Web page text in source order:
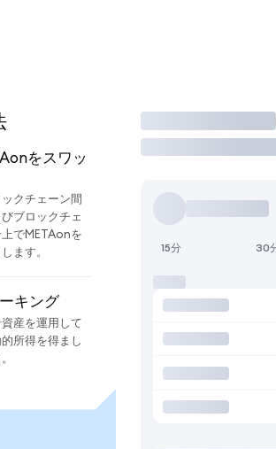
をスワッ
クチェーン間
ブロックチェ
上でMETAonを
ます。
キング
資産を運用して
所得を得まし
取引
15分 30